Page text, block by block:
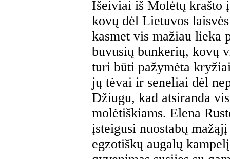
Išeiviai iš Molėtų krašto
kovų dėl Lietuvos
kasmet vis mažiau
buvusių bunkerių, kovų
turi būti pažymėta
jų tėvai ir seneliai dėl
Džiugu, kad atsiranda
molėtiškiams. Elena
įsteigusi nuostabų
egzotiškų augalų